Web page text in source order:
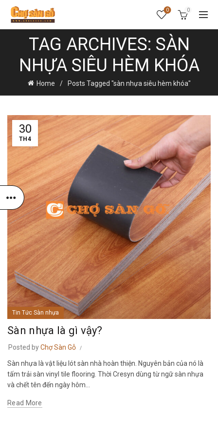
0 0
TAG ARCHIVES: SÀN
NHỰA SIÊU HÈM KHÓA
Home Posts Tagged "sàn nhựa siêu hèm khóa"
30
TH4
Tin Tức Sàn nhựa
Sàn nhựa là gì vậy?
Posted byChợ Sàn Gỗ
Sàn nhựa là vật liệu lót sàn nhà hoàn thiện. Nguyên bản của nó là
tấm trải sàn vinyl tile flooring. Thời Cresyn dùng từ ngữ sàn nhựa
và chết tên đến ngày hôm...
Read More